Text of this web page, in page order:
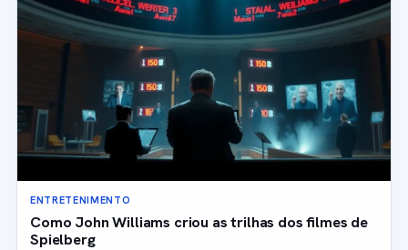
ENTRETENIMENTO
Como John Williams criou as trilhas dos filmes de
Spielberg